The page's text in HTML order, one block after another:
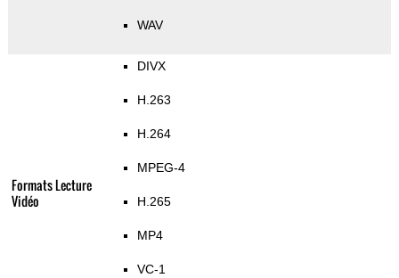
WAV
Formats Lecture
Vidéo
DIVX
H.263
H.264
MPEG-4
H.265
MP4
VC-1